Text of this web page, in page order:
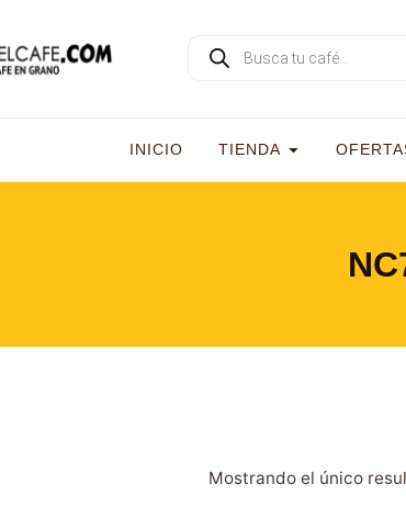
INICIO TIENDA
Mostrando el único